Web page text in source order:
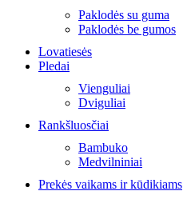
Paklodės su guma
Paklodės be gumos
Lovatiesės
Pledai
Vienguliai
Dviguliai
Rankšluosčiai
Bambuko
Medvilniniai
Prekės vaikams ir kūdikiams